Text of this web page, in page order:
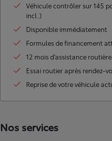
Véhicule contrôler sur 145
incl.)
Disponible immédiatement
Formules de financement
12 mois d’assistance
Essai routier après rendez-
Reprise de votre véhicule
Nos services